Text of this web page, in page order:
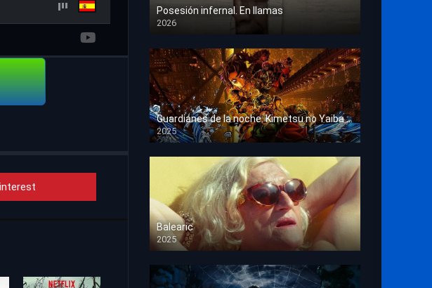
Posesión infernal. En llamas
2026
HD 1080p
Guardianes de la noche: Kimetsu no Yaiba La fortaleza infinita
2025
HD 1080p
Balearic
2025
HD 1080p